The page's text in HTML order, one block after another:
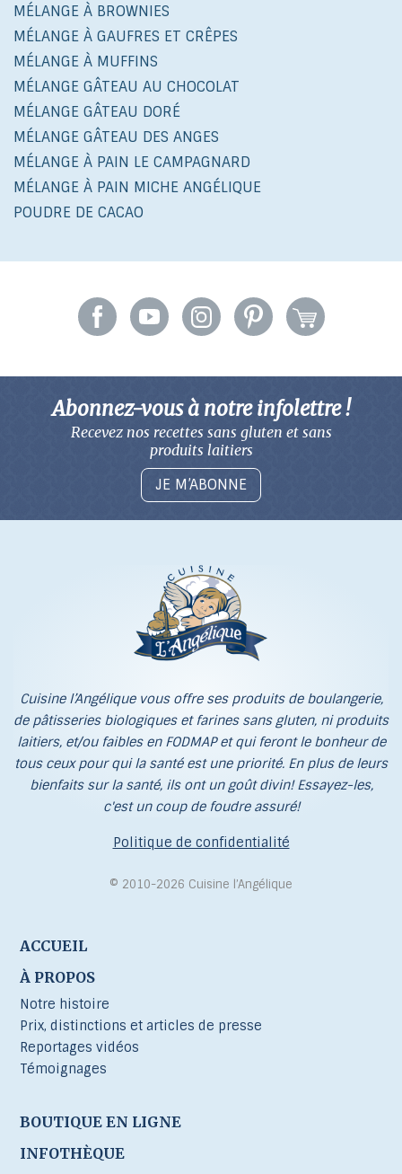
MÉLANGE À BROWNIES
MÉLANGE À GAUFRES ET CRÊPES
MÉLANGE À MUFFINS
MÉLANGE GÂTEAU AU CHOCOLAT
MÉLANGE GÂTEAU DORÉ
MÉLANGE GÂTEAU DES ANGES
MÉLANGE À PAIN LE CAMPAGNARD
MÉLANGE À PAIN MICHE ANGÉLIQUE
POUDRE DE CACAO
Abonnez-vous à notre infolettre !
Recevez nos recettes sans gluten et sans
produits laitiers
JE M’ABONNE
Cuisine l’Angélique vous offre ses produits de boulangerie,
de pâtisseries biologiques et farines sans gluten, ni produits
laitiers, et/ou faibles en FODMAP et qui feront le bonheur de
tous ceux pour qui la santé est une priorité. En plus de leurs
bienfaits sur la santé, ils ont un goût divin! Essayez-les,
c'est un coup de foudre assuré!
Politique de confidentialité
© 2010-2026 Cuisine l’Angélique
ACCUEIL
À PROPOS
Notre histoire
Prix, distinctions et articles de presse
Reportages vidéos
Témoignages
BOUTIQUE EN LIGNE
INFOTHÈQUE